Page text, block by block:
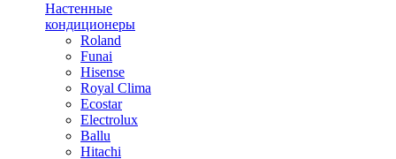
Настенные
кондиционеры
Roland
Funai
Hisense
Royal Clima
Ecostar
Electrolux
Ballu
Hitachi